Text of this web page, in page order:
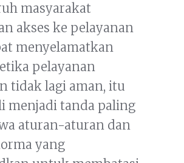
masyarakat
akses ke pelayanan
menyelamatkan
pelayanan
tidak lagi aman, itu
menjadi tanda paling
aturan-aturan dan
yang